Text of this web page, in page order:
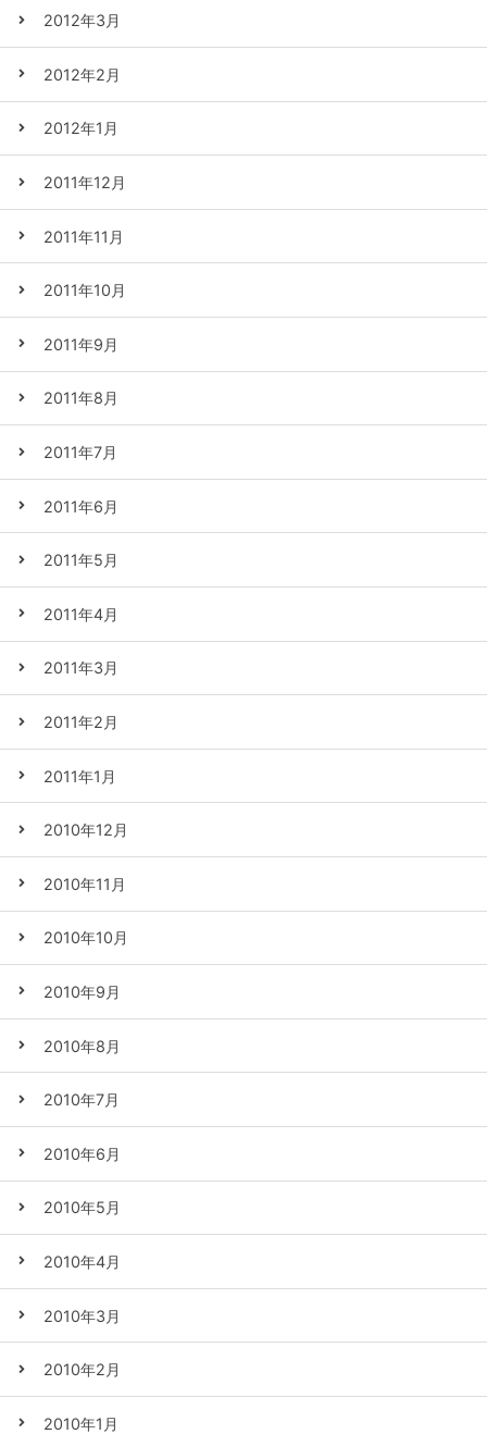
2012年3月
2012年2月
2012年1月
2011年12月
2011年11月
2011年10月
2011年9月
2011年8月
2011年7月
2011年6月
2011年5月
2011年4月
2011年3月
2011年2月
2011年1月
2010年12月
2010年11月
2010年10月
2010年9月
2010年8月
2010年7月
2010年6月
2010年5月
2010年4月
2010年3月
2010年2月
2010年1月